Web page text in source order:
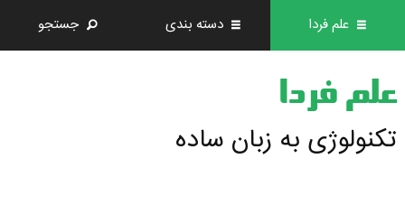
علم فردا دسته بندی جستجو
علم فردا
تکنولوژی به زبان ساده